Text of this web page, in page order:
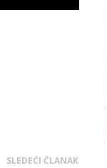
SLEDEĆI ČLANAK